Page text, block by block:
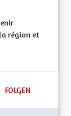
région et
52 FOLLOWER
FOLGEN
INDÉPENDANCES